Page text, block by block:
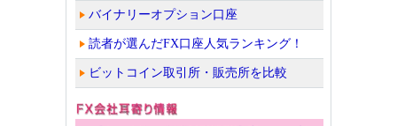
バイナリーオプション口座
読者が選んだFX口座人気ランキング！
ビットコイン取引所・販売所を比較